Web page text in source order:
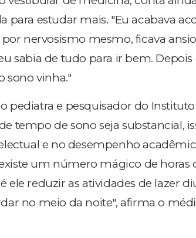
estudar mais. "Eu acabava
nervosismo mesmo, ficava
sabia de tudo para ir bem. Depois
sono vinha."
pediatra e pesquisador do
tempo de sono seja substancial,
e no desempenho
um número mágico de horas
reduzir as atividades de lazer
no meio da noite", afirma o